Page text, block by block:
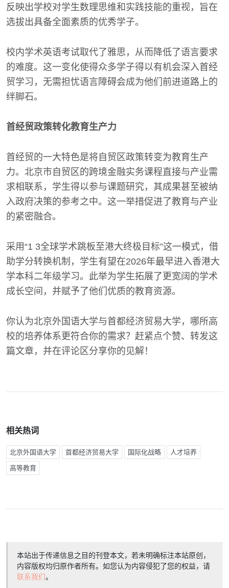
反映出学校对学生数理思维和实践技能的重视，旨在
选拔出具备全面素质的优秀学子。
校内学术英语考试取代了雅思，从而降低了语言要求
的难度。这一变化使得众多学子得以有机会深入首经
贸学习，无需担忧语言障碍会成为他们前进道路上的
绊脚石。
首经贸政策转化教育生产力
首经贸的一大特色是将自贸区政策转变为教育生产
力。北京市自贸区的跨境金融实务课程直接与产业需
求相联系，学生得以参与课题研究，其成果甚至被纳
入政府决策的参考之中。这一举措促进了教育与产业
的紧密融合。
采用“1 3全球学术跳板至港大终极目标”这一模式，借
助学分转换机制，学生有望在2026年最早进入香港大
学本科二年级学习。此举为学生拓展了更宽阔的学术
成长空间，并赋予了他们优质的教育资源。
你认为北京外国语大学与首都经济贸易大学，哪所高
校的培养体系更符合你的需求？赶紧点个赞、转发这
篇文章，并在评论区分享你的见解！
相关热词
北京外国语大学 首都经济贸易大学 国际化战略 人才培养
高等教育
本站出于传递信息之目的刊登本文，若未明确标注本站原创，
内容版权均归原作者所有。如您认为内容侵犯了您的权益，请
联系我们。